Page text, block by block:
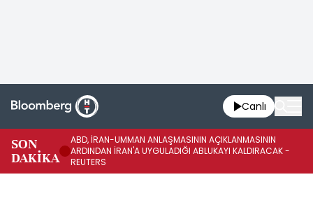
Canlı
SON
DAKİKA
ABD, İRAN-UMMAN ANLAŞMASININ AÇIKLANMASININ
ARDINDAN İRAN'A UYGULADIĞI ABLUKAYI KALDIRACAK -
REUTERS